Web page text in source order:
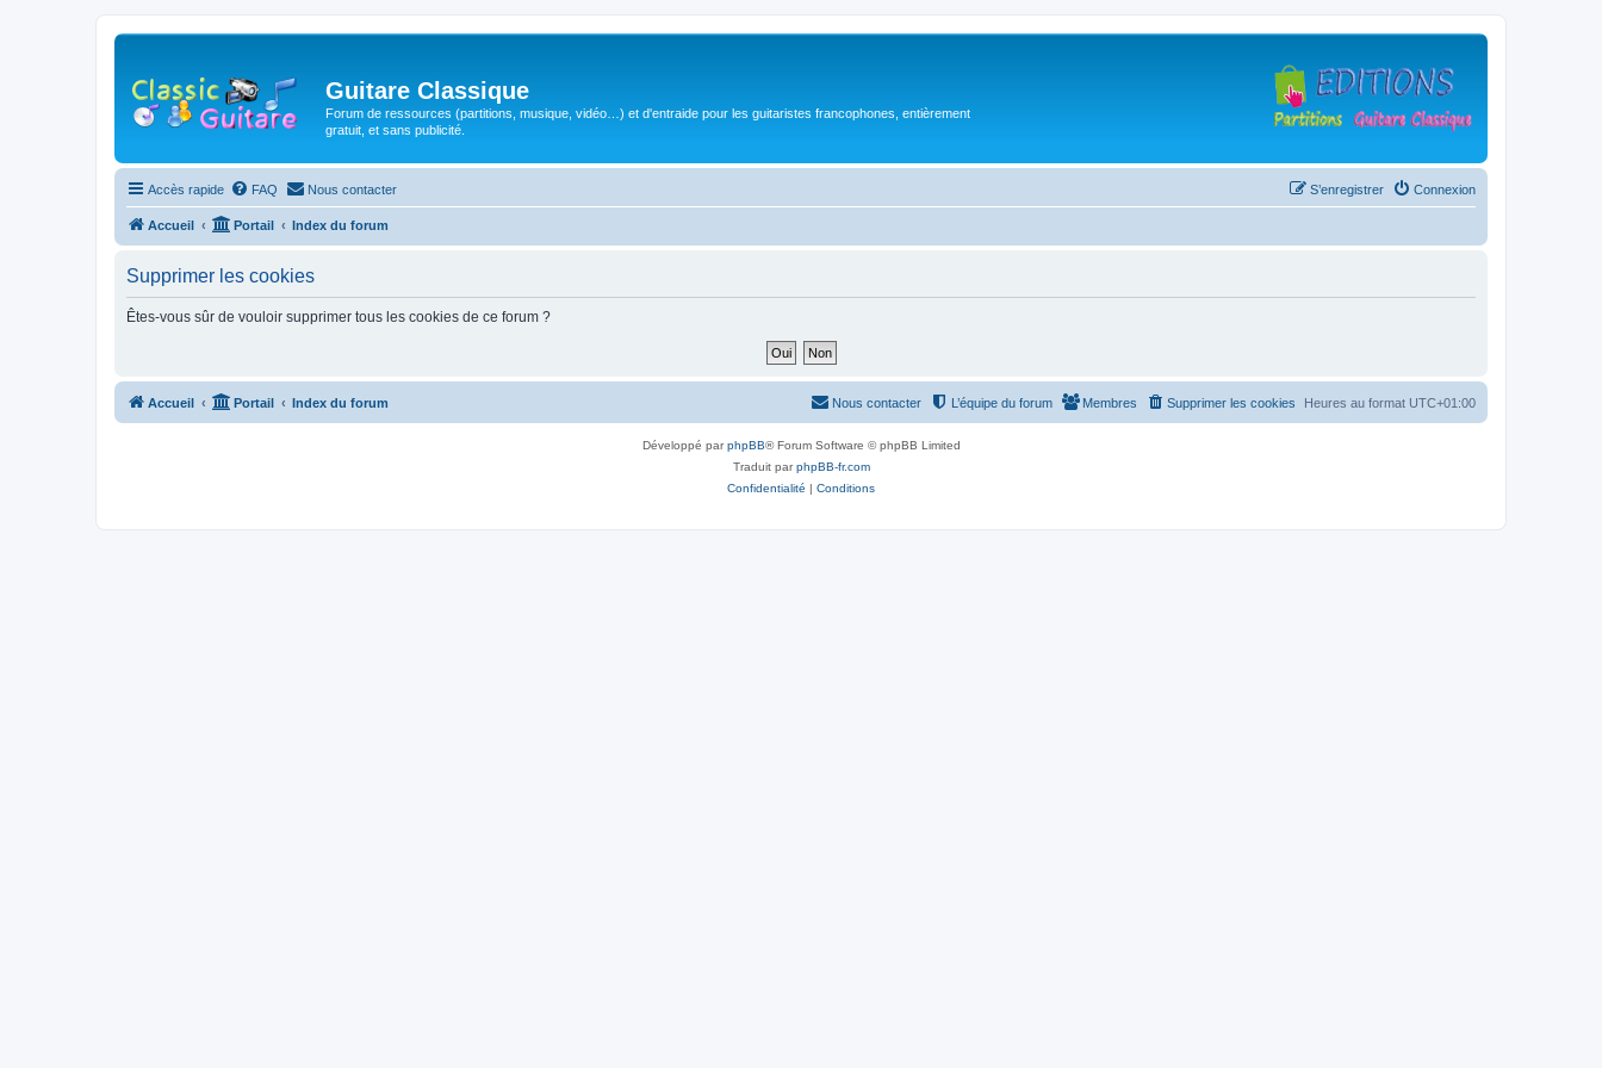
Guitare Classique
Forum de ressources (partitions, musique, vidéo…) et d'entraide pour les guitaristes francophones, entièrement
gratuit, et sans publicité.
Accès rapide FAQ Nous contacter Connexion
S’enregistrer
Accueil Portail Index du forum
Supprimer les cookies
Êtes-vous sûr de vouloir supprimer tous les cookies de ce forum ?
Accueil Portail Index du forum Heures au format UTC+01:00
Supprimer les cookies
Membres
L’équipe du forum
Nous contacter
Développé parphpBB® Forum Software © phpBB Limited
Traduit parphpBB-fr.com
Confidentialité | Conditions